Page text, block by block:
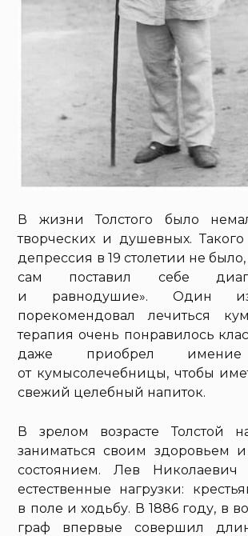
В жизни Толстого было
творческих и душевных.
депрессия в 19 столетии не
сам поставил себе
и равнодушие». Один
порекомендовал лечиться
терапия очень понравилось
даже приобрел имение
от кумысолечебницы, чтобы
свежий целебный напиток.
В зрелом возрасте Толстой
заниматься своим здоровьем
состоянием. Лев Николаевич
естественные нагрузки:
в поле и ходьбу. В 1886 году, в
граф впервые совершил